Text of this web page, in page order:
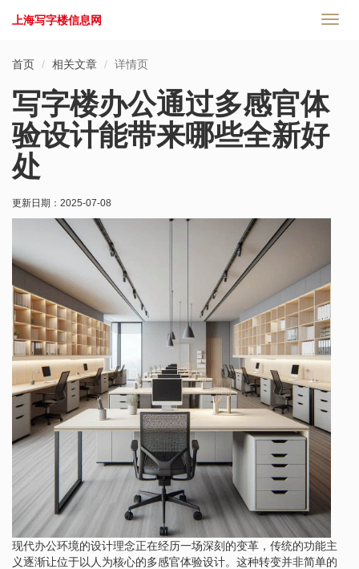
切
上海写字楼信息网
首页 相关文章 详情页
写字楼办公通过多感官体
验设计能带来哪些全新好
处
更新日期： 2025-07-08
现代办公环境的设计理念正在经历一场深刻的变革，传统的功能主
义逐渐让位于以人为核心的多感官体验设计。这种转变并非简单的